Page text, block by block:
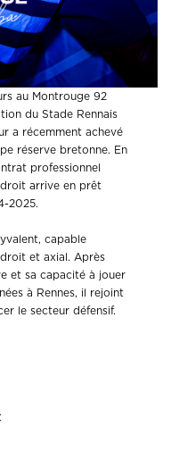
au Montrouge 92
du Stade Rennais
a récemment achevé
réserve bretonne. En
professionnel
arrive en prêt
2025.
capable
et axial. Après
et sa capacité à jouer
à Rennes, il rejoint
le secteur défensif.